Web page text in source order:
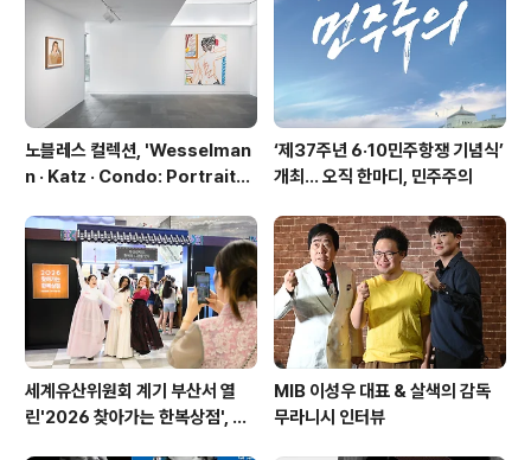
노블레스 컬렉션, 'Wesselman
n · Katz · Condo: Portraits i
‘제37주년 6·10민주항쟁 기념식’
개최… 오직 한마디, 민주주의
세계유산위원회 계기 부산서 열
린'2026 찾아가는 한복상점', 역
MIB 이성우 대표 & 살색의 감독
무라니시 인터뷰